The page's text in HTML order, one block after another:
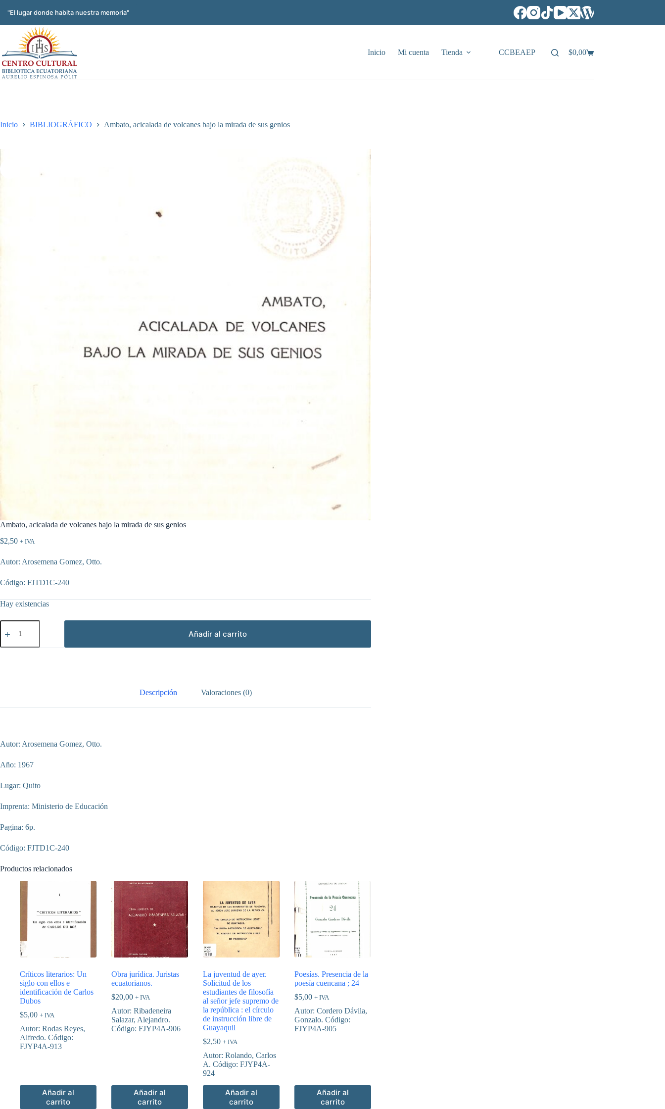
"El lugar donde habita nuestra memoria"
Inicio Mi cuenta Tienda CCBEAEP
Carro
$0,00
Inicio BIBLIOGRÁFICO Ambato, acicalada de volcanes bajo la mirada de sus genios
Ambato, acicalada de volcanes bajo la mirada de sus genios
$2,50 + IVA
Autor: Arosemena Gomez, Otto.
Código: FJTD1C-240
Hay existencias
Ambato,
acicalada
volcanes
cantidad
Añadir al carrito
Descripción Valoraciones (0)
Autor: Arosemena Gomez, Otto.
Año: 1967
Lugar: Quito
Imprenta: Ministerio de Educación
Pagina: 6p.
Código: FJTD1C-240
Productos relacionados
Críticos literarios: Un
siglo con ellos e
identificación de Carlos
Dubos
$5,00 + IVA
Autor: Rodas Reyes,
Alfredo. Código:
FJYP4A-913
Añadir al
carrito
Obra jurídica. Juristas
ecuatorianos.
$20,00 + IVA
Autor: Ribadeneira
Salazar, Alejandro.
Código: FJYP4A-906
Añadir al
carrito
La juventud de ayer.
Solicitud de los
estudiantes de filosofía
al señor jefe supremo de
la república : el círculo
de instrucción libre de
Guayaquil
$2,50 + IVA
Autor: Rolando, Carlos
A. Código: FJYP4A-
924
Añadir al
carrito
Poesías. Presencia de la
poesía cuencana ; 24
$5,00 + IVA
Autor: Cordero Dávila,
Gonzalo. Código:
FJYP4A-905
Añadir al
carrito